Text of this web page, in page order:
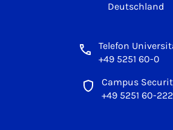
Deutschland
Telefon
+49 5251 60-0
Campus
+49 5251 60-